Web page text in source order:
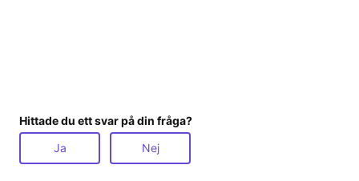
Hittade du ett svar på din fråga?
Ja Nej